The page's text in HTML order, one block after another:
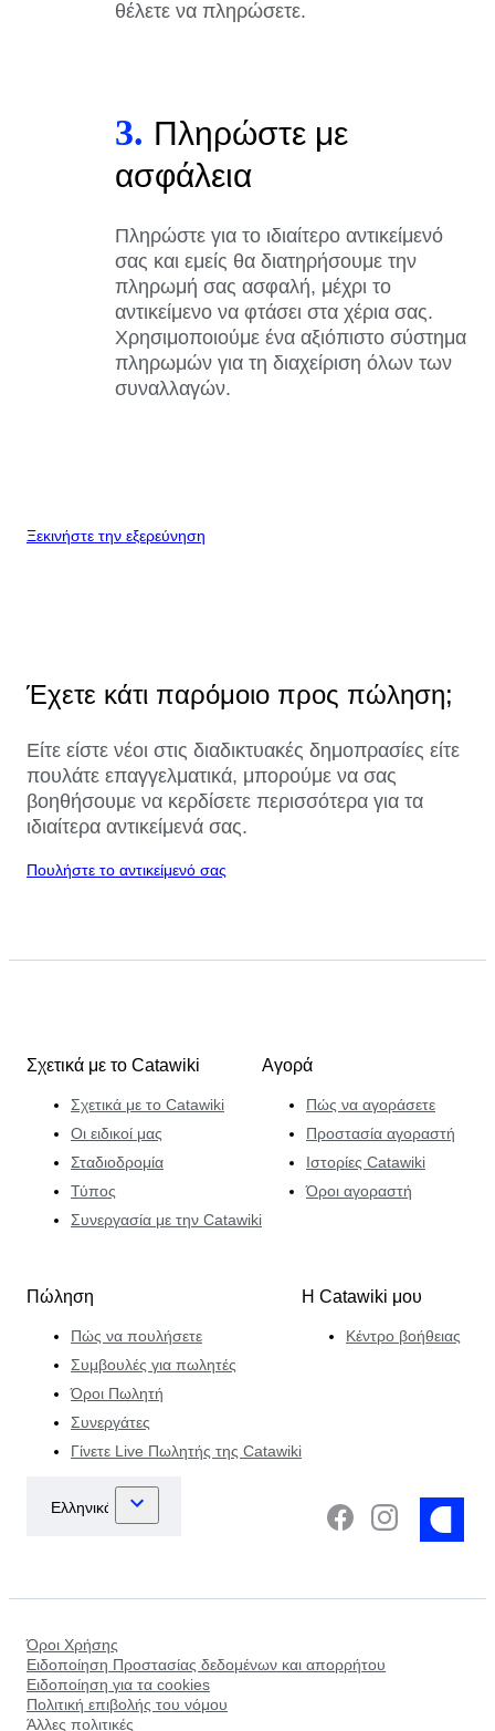
θέλετε να πληρώσετε.
3. Πληρώστε με
ασφάλεια
Πληρώστε για το ιδιαίτερο αντικείμενό
σας και εμείς θα διατηρήσουμε την
πληρωμή σας ασφαλή, μέχρι το
αντικείμενο να φτάσει στα χέρια σας.
Χρησιμοποιούμε ένα αξιόπιστο σύστημα
πληρωμών για τη διαχείριση όλων των
συναλλαγών.
Ξεκινήστε την εξερεύνηση
Έχετε κάτι παρόμοιο προς πώληση;
Είτε είστε νέοι στις διαδικτυακές δημοπρασίες είτε
πουλάτε επαγγελματικά, μπορούμε να σας
βοηθήσουμε να κερδίσετε περισσότερα για τα
ιδιαίτερα αντικείμενά σας.
Πουλήστε το αντικείμενό σας
Σχετικά με το Catawiki
Σχετικά με το Catawiki
Οι ειδικοί μας
Σταδιοδρομία
Τύπος
Συνεργασία με την Catawiki
Αγορά
Πώς να αγοράσετε
Προστασία αγοραστή
Ιστορίες Catawiki
Όροι αγοραστή
Πώληση
Πώς να πουλήσετε
Συμβουλές για πωλητές
Όροι Πωλητή
Συνεργάτες
Γίνετε Live Πωλητής της Catawiki
Η Catawiki μου
Κέντρο βοήθειας
Όροι Χρήσης
Ειδοποίηση Προστασίας δεδομένων και απορρήτου
Ειδοποίηση για τα cookies
Πολιτική επιβολής του νόμου
Άλλες πολιτικές